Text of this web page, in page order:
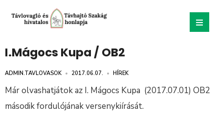
I.Mágocs Kupa / OB2
ADMIN.TAVLOVASOK • 2017.06.07. • HÍREK
Már olvashatjátok az I. Mágocs Kupa (2017.07.01) OB2
második fordulójának versenykiírását.